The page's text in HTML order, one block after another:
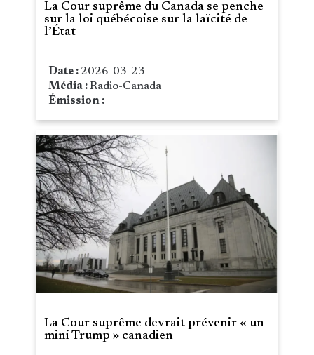
La Cour suprême du Canada se penche
sur la loi québécoise sur la laïcité de
l’État
Date : 2026-03-23
Média :Radio-Canada
Émission :
La Cour suprême devrait prévenir « un
mini Trump » canadien